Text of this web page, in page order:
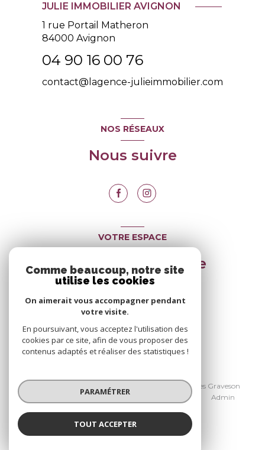
JULIE IMMOBILIER AVIGNON
1 rue Portail Matheron
84000 Avignon
04 90 16 00 76
contact@lagence-julieimmobilier.com
NOS RÉSEAUX
Nous suivre
VOTRE ESPACE
Espace propriétaire
SE CONNECTER
Nos honoraires Avignon
Nos honoraires Graveson
Nos partenaires
Admin
Comme beaucoup, notre site
utilise les cookies
On aimerait vous accompagner pendant
votre visite.
En poursuivant, vous acceptez l'utilisation des
cookies par ce site, afin de vous proposer des
contenus adaptés et réaliser des statistiques !
PARAMÉTRER
TOUT ACCEPTER